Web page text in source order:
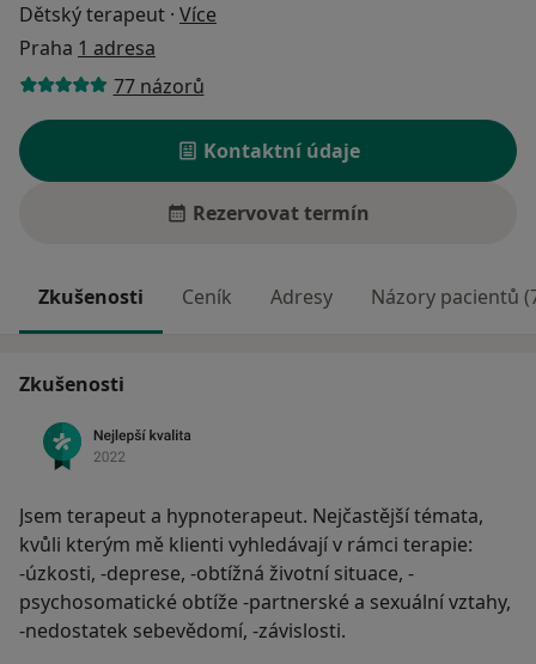
Dětský terapeut · Více
Praha 1 adresa
77 názorů
Kontaktní údaje
Rezervovat termín
Zkušenosti Ceník Adresy Názory pacientů
Zkušenosti
Jsem terapeut a hypnoterapeut. Nejčastější témata,
kvůli kterým mě klienti vyhledávají v rámci terapie:
-úzkosti, -deprese, -obtížná životní situace, -
psychosomatické obtíže -partnerské a sexuální vztahy,
-nedostatek sebevědomí, -závislosti.